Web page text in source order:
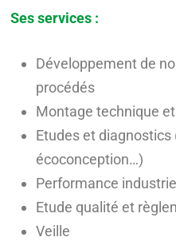
Ses services :
Développement de
procédés
Montage technique
Etudes et diagnostics
écoconception…)
Performance
Etude qualité et
Veille